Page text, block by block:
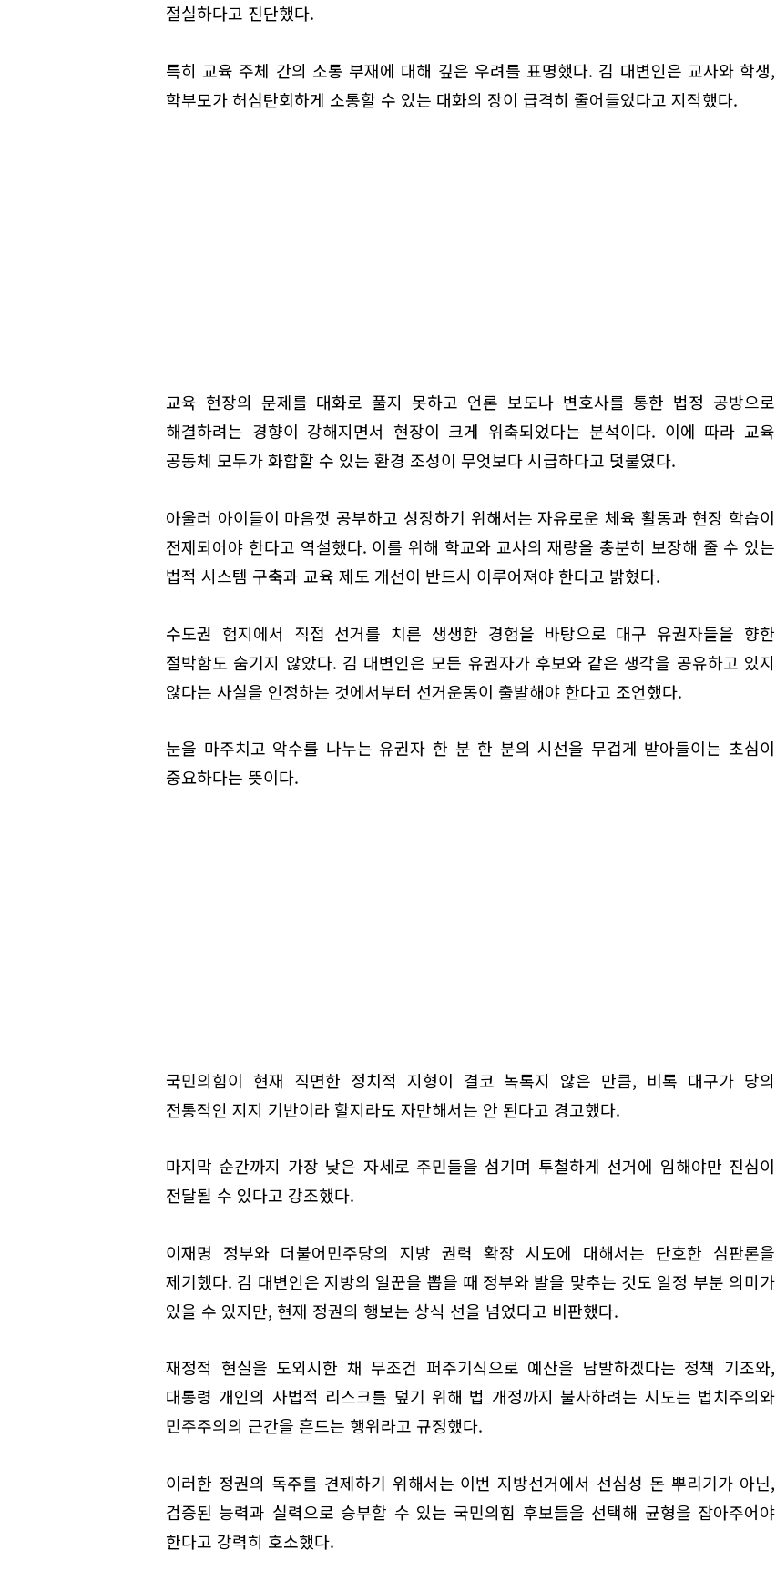
절실하다고 진단했다.
특히 교육 주체 간의 소통 부재에 대해 깊은 우려를 표명했다. 김 대변인은 교사와 학생,
학부모가 허심탄회하게 소통할 수 있는 대화의 장이 급격히 줄어들었다고 지적했다.
교육 현장의 문제를 대화로 풀지 못하고 언론 보도나 변호사를 통한 법정 공방으로
해결하려는 경향이 강해지면서 현장이 크게 위축되었다는 분석이다. 이에 따라 교육
공동체 모두가 화합할 수 있는 환경 조성이 무엇보다 시급하다고 덧붙였다.
아울러 아이들이 마음껏 공부하고 성장하기 위해서는 자유로운 체육 활동과 현장 학습이
전제되어야 한다고 역설했다. 이를 위해 학교와 교사의 재량을 충분히 보장해 줄 수 있는
법적 시스템 구축과 교육 제도 개선이 반드시 이루어져야 한다고 밝혔다.
수도권 험지에서 직접 선거를 치른 생생한 경험을 바탕으로 대구 유권자들을 향한
절박함도 숨기지 않았다. 김 대변인은 모든 유권자가 후보와 같은 생각을 공유하고 있지
않다는 사실을 인정하는 것에서부터 선거운동이 출발해야 한다고 조언했다.
눈을 마주치고 악수를 나누는 유권자 한 분 한 분의 시선을 무겁게 받아들이는 초심이
중요하다는 뜻이다.
국민의힘이 현재 직면한 정치적 지형이 결코 녹록지 않은 만큼, 비록 대구가 당의
전통적인 지지 기반이라 할지라도 자만해서는 안 된다고 경고했다.
마지막 순간까지 가장 낮은 자세로 주민들을 섬기며 투철하게 선거에 임해야만 진심이
전달될 수 있다고 강조했다.
이재명 정부와 더불어민주당의 지방 권력 확장 시도에 대해서는 단호한 심판론을
제기했다. 김 대변인은 지방의 일꾼을 뽑을 때 정부와 발을 맞추는 것도 일정 부분 의미가
있을 수 있지만, 현재 정권의 행보는 상식 선을 넘었다고 비판했다.
재정적 현실을 도외시한 채 무조건 퍼주기식으로 예산을 남발하겠다는 정책 기조와,
대통령 개인의 사법적 리스크를 덮기 위해 법 개정까지 불사하려는 시도는 법치주의와
민주주의의 근간을 흔드는 행위라고 규정했다.
이러한 정권의 독주를 견제하기 위해서는 이번 지방선거에서 선심성 돈 뿌리기가 아닌,
검증된 능력과 실력으로 승부할 수 있는 국민의힘 후보들을 선택해 균형을 잡아주어야
한다고 강력히 호소했다.